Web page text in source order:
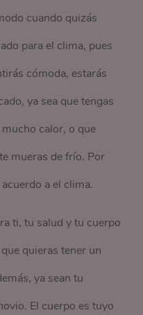
cuando quizás
para el clima, pues
cómoda, estarás
ya sea que tengas
calor, o que
mueras de frío. Por
a el clima.
ti, tu salud y tu cuerpo
quieras tener un
ya sean tu
El cuerpo es tuyo